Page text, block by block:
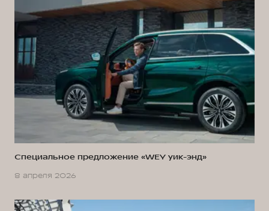
Специальное предложение «WEY уик-энд»
8 апреля 2026